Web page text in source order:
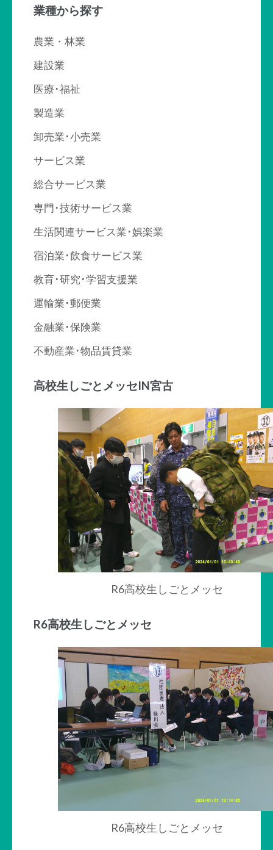
ビ
ゲ
ー
シ
ョ
ン
業種から探す
農業・林業
建設業
医療･福祉
製造業
卸売業･小売業
サービス業
総合サービス業
専門･技術サービス業
生活関連サービス業･娯楽業
宿泊業･飲食サービス業
教育･研究･学習支援業
運輸業･郵便業
金融業･保険業
不動産業･物品賃貸業
高校生しごとメッセIN宮古
R6高校生しごとメッセ
R6高校生しごとメッセ
R6高校生しごとメッセ